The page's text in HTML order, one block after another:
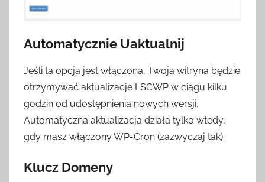
Automatycznie Uaktualnij
Jeśli ta opcja jest włączona, Twoja witryna będzie
otrzymywać aktualizacje LSCWP w ciągu kilku
godzin od udostępnienia nowych wersji.
Automatyczna aktualizacja działa tylko wtedy,
gdy masz włączony WP-Cron (zazwyczaj tak).
Klucz Domeny